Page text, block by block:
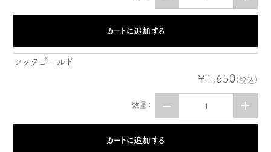
シックゴールド
¥1,650(税込)
数量：